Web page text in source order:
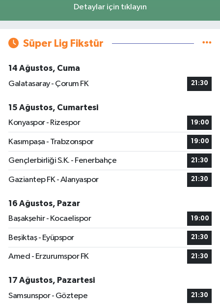
Detaylar için tıklayın
Süper Lig Fikstür
14 Ağustos, Cuma
Galatasaray - Çorum FK
21:30
15 Ağustos, Cumartesi
Konyaspor - Rizespor
19:00
Kasımpaşa - Trabzonspor 19:00
Gençlerbirliği S.K. - Fenerbahçe 21:30
Gaziantep FK - Alanyaspor 21:30
16 Ağustos, Pazar
Başakşehir - Kocaelispor
19:00
Beşiktaş - Eyüpspor 21:30
Amed - Erzurumspor FK 21:30
17 Ağustos, Pazartesi
Samsunspor - Göztepe
21:30